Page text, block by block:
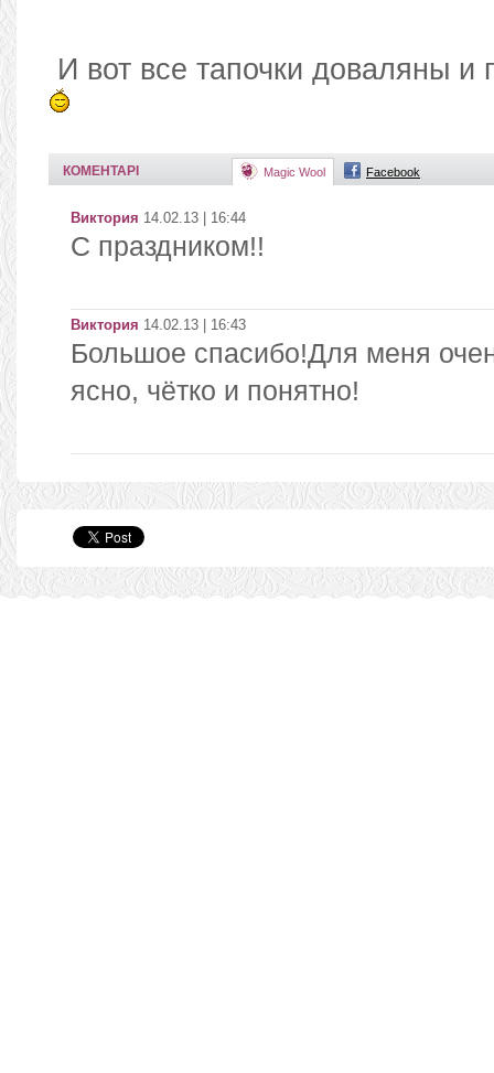
И вот все тапочки доваляны и
КОМЕНТАРІ Magic Wool Facebook
Виктория 14.02.13 | 16:44
С праздником!!
Виктория 14.02.13 | 16:43
Большое спасибо!Для меня
ясно, чётко и понятно!